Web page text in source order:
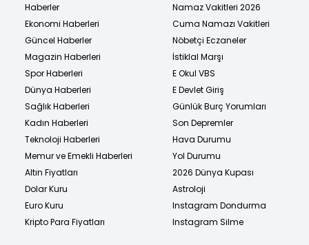
Haberler
Ekonomi Haberleri
Güncel Haberler
Magazin Haberleri
Spor Haberleri
Dünya Haberleri
Sağlık Haberleri
Kadın Haberleri
Teknoloji Haberleri
Memur ve Emekli Haberleri
Altın Fiyatları
Dolar Kuru
Euro Kuru
Kripto Para Fiyatları
Namaz Vakitleri 2026
Cuma Namazı Vakitleri
Nöbetçi Eczaneler
İstiklal Marşı
E Okul VBS
E Devlet Giriş
Günlük Burç Yorumları
Son Depremler
Hava Durumu
Yol Durumu
2026 Dünya Kupası
Astroloji
Instagram Dondurma
Instagram Silme